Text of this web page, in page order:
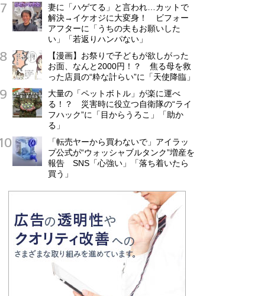
妻に「ハゲてる」と言われ…カットで
解決→イケオジに大変身！ ビフォー
アフターに「うちの夫もお願いした
い」「若返りハンパない」
【漫画】お祭りで子どもが欲しがった
お面、なんと2000円！？ 焦る母を救
った店員の“粋な計らい”に「天使降臨」
大量の「ペットボトル」が楽に運べ
る！？ 災害時に役立つ自衛隊の“ライ
フハック”に「目からうろこ」「助か
る」
「転売ヤーから買わないで」アイラッ
プ公式が“ウォッシャブルタンク”増産を
報告 SNS「心強い」「落ち着いたら
買う」